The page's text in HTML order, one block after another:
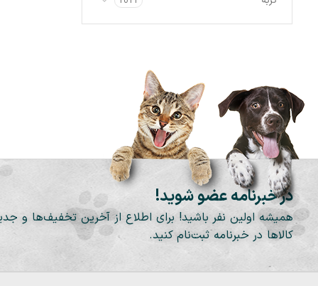
Voodoo
Wanpy
winston
پتچی 1
سانی پت
شاتوت 1
مرغ و ماهی
در خبرنامه عضو شوید!
همیشه اولین نفر باشید! برای اطلاع از آخرین تخفیف‌ها و
کالاها در خبرنامه ثبت‌نام کنید.